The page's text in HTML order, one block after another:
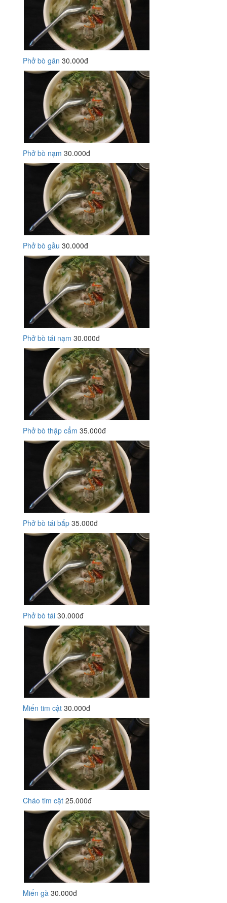
Phở bò gân 30.000đ
Phở bò nạm 30.000đ
Phở bò gầu 30.000đ
Phở bò tái nạm 30.000đ
Phở bò thập cẩm 35.000đ
Phở bò tái bắp 35.000đ
Phở bò tái 30.000đ
Miến tim cật 30.000đ
Cháo tim cật 25.000đ
Miến gà 30.000đ